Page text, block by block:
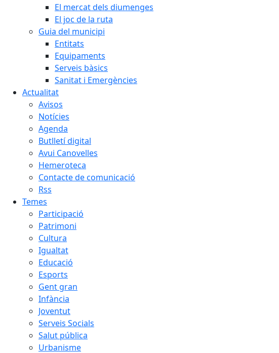
El mercat dels diumenges
El joc de la ruta
Guia del municipi
Entitats
Equipaments
Serveis bàsics
Sanitat i Emergències
Actualitat
Avisos
Notícies
Agenda
Butlletí digital
Avui Canovelles
Hemeroteca
Contacte de comunicació
Rss
Temes
Participació
Patrimoni
Cultura
Igualtat
Educació
Esports
Gent gran
Infància
Joventut
Serveis Socials
Salut pública
Urbanisme